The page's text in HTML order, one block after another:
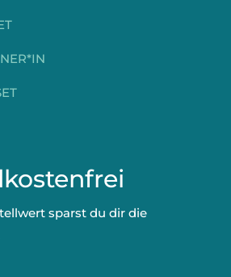
sparst du dir die